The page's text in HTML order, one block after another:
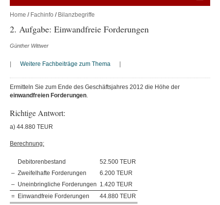
Home / Fachinfo / Bilanzbegriffe
2. Aufgabe: Einwandfreie Forderungen
Günther Wittwer
Weitere Fachbeiträge zum Thema
Ermitteln Sie zum Ende des Geschäftsjahres 2012 die Höhe der
einwandfreien Forderungen.
Richtige Antwort:
a) 44.880 TEUR
Berechnung:
Debitorenbestand
52.500 TEUR
– Zweifelhafte Forderungen
6.200 TEUR
– Uneinbringliche Forderungen 1.420 TEUR
= Einwandfreie Forderungen 44.880 TEUR